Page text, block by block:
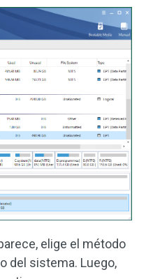
elige el método
del sistema. Luego,